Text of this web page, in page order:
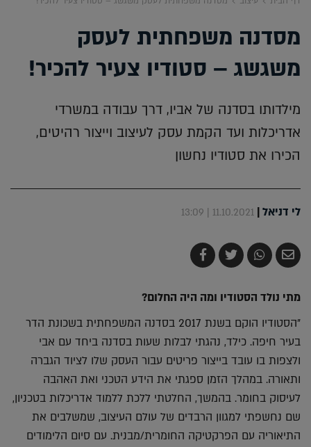
מסדנה משפחתית לעסק
משגשג – סטודיו צעיר להכיר!
מילדותו בסדנה של אביו, דרך עבודה במשרדי
אדריכלות ועד הקמת עסק לעיצוב וייצור רהיטים,
הכירו את סטודיו נחשון
לי דניאל|
11.10.2021 | 13:09
שלח
בדואר
שתף
ב-
צייץ
ב-
שתף
ב-
מתי נולד הסטודיו ומה היה החלום?
"הסטודיו הוקם בשנת 2017 בסדנה המשפחתית בשכונת הדר
בעיר חיפה. כילד, נהגתי לבלות שעות בסדנה ביחד עם אבי
ולצפות בו עובד בייצור פריטים עבור העסק שלו לציוד הגברה
ותאורה. במהלך הזמן ספגתי את הידע הטכני ואת האהבה
לעיסוק בחומר. בהמשך, החלטתי ללכת ללמוד אדריכלות בטכניון,
שם נחשפתי למגוון הרבדים של עולם העיצוב, שמשלבים את
התיאוריה עם הפרקטיקה החומרית/מבנית. עם סיום הלימודים